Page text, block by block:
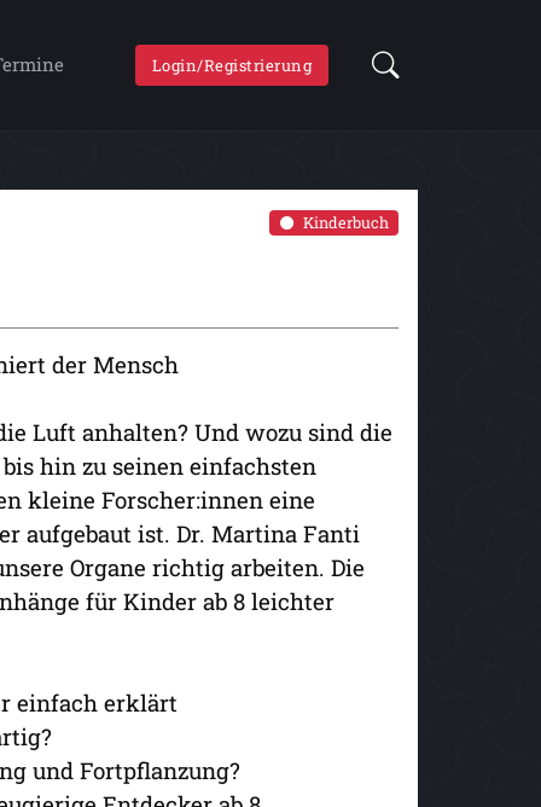
Login/Registrierung
Kinderbuch
der Mensch
Luft anhalten? Und wozu sind die
hin zu seinen einfachsten
kleine Forscher:innen eine
aufgebaut ist. Dr. Martina Fanti
Organe richtig arbeiten. Die
für Kinder ab 8 leichter
einfach erklärt
und Fortpflanzung?